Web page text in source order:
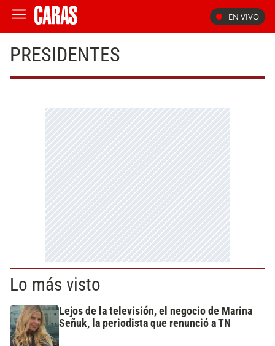
EN VIVO
PRESIDENTES
Lo más visto
Lejos de la televisión, el negocio de Marina
Señuk, la periodista que renunció a TN